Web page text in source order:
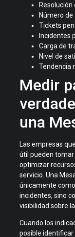
Resolución
Número
Tickets
Incidentes
Carga de
Nivel de
Tendencia
Medir
una
Las empresas
útil pueden
optimizar
servicio. Una
únicamente
incidentes, sino
visibilidad sobre
Cuando los
posible